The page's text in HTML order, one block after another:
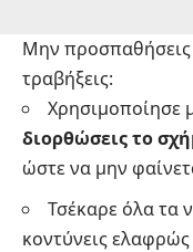
Μην προσπαθήσεις
τραβήξεις:
Χρησιμοποίησε
διορθώσεις το
ώστε να μην
Τσέκαρε όλα τα
κοντύνεις